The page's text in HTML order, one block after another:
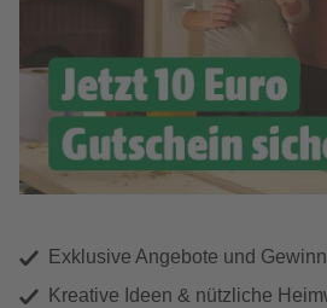
Exklusive Angebote und
Kreative Ideen & nützliche